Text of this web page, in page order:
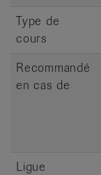
Type de
cours
Recommandé
en cas de
Ligue